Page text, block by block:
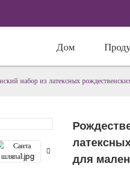
Дом
набор из латексных
для